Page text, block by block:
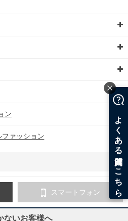
ン
ファッション
スマートフォン
ないお客様へ